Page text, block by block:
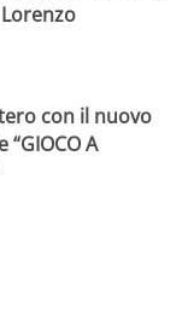
con il nuovo
A